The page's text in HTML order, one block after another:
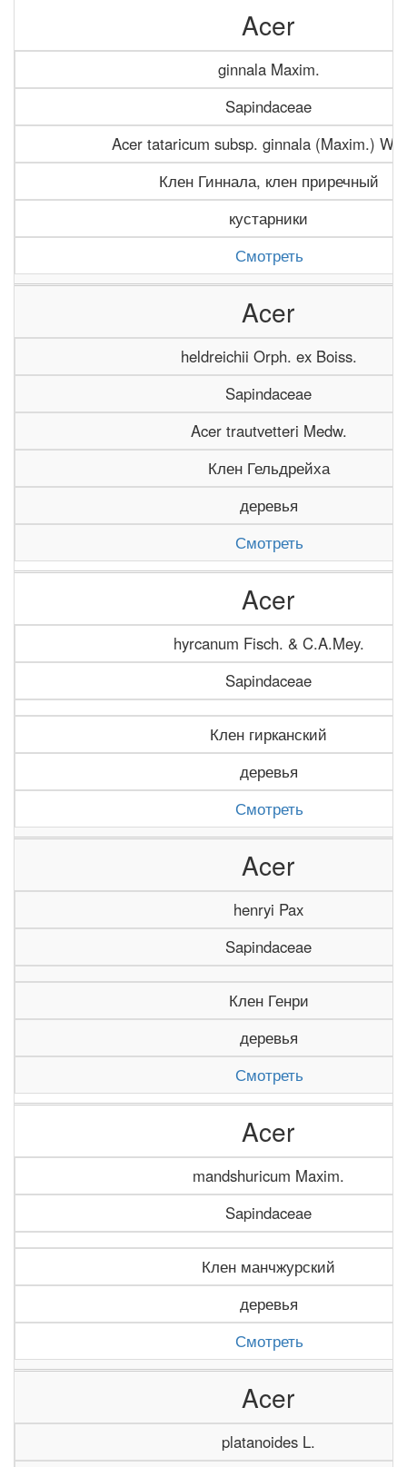
Acer
ginnala Maxim.
Sapindaceae
Acer tataricum subsp. ginnala (Maxim.)
Клен Гиннала, клен приречный
кустарники
Смотреть
Acer
heldreichii Orph. ex Boiss.
Sapindaceae
Acer trautvetteri Medw.
Клен Гельдрейха
деревья
Смотреть
Acer
hyrcanum Fisch. & C.A.Mey.
Sapindaceae
Клен гирканский
деревья
Смотреть
Acer
henryi Pax
Sapindaceae
Клен Генри
деревья
Смотреть
Acer
mandshuricum Maxim.
Sapindaceae
Клен манчжурский
деревья
Смотреть
Acer
platanoides L.